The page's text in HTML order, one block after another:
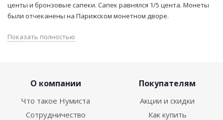
центы и бронзовые сапеки. Сапек равнялся 1/5 цента. Монеты
были отчеканены на Парижском монетном дворе.
Показать полностью
О компании
Что такое Нумиста
Сотрудничество
Покупателям
Акции и скидки
Как купить